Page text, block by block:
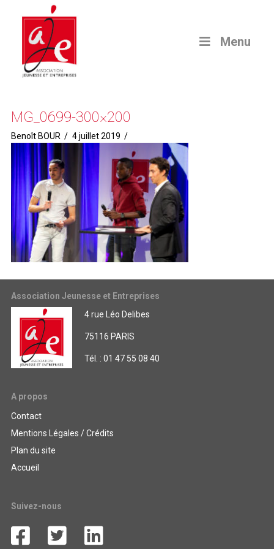
Menu
MG_0699-300×200
Benoît BOUR 4 juillet 2019
Association Jeunesse et Entreprises
4 rue Léo Delibes
75116 PARIS
Tél. : 01 47 55 08 40
A propos
Contact
Mentions Légales / Crédits
Plan du site
Accueil
Suivez-nous